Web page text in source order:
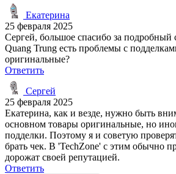
Екатерина
25 февраля 2025
Сергей, большое спасибо за подробный
Quang Trung есть проблемы с
оригинальные?
Ответить
Сергей
25 февраля 2025
Екатерина, как и везде, нужно быть
основном товары оригинальные, но
подделки. Поэтому я и советую
брать чек. В 'TechZone' с этим обычно
дорожат своей репутацией.
Ответить